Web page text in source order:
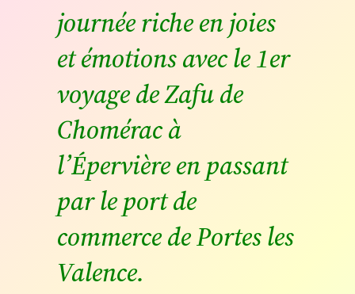
journée riche en joies
et émotions avec le 1er
voyage de Zafu de
Chomérac à
l’Épervière en passant
par le port de
commerce de Portes les
Valence.